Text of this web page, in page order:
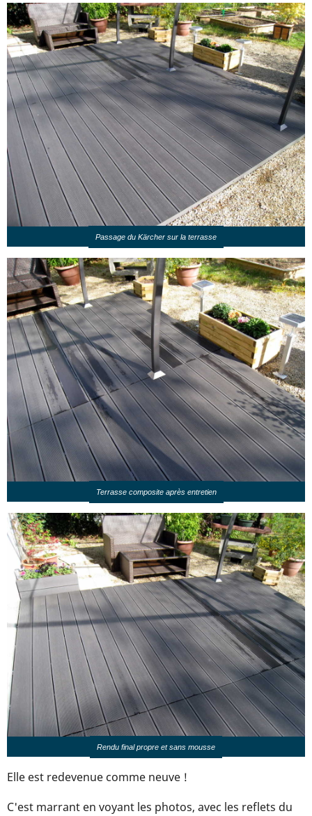
Passage du Kärcher sur la terrasse
Terrasse composite après entretien
Rendu final propre et sans mousse
Elle est redevenue comme neuve !
C'est marrant en voyant les photos, avec les reflets du